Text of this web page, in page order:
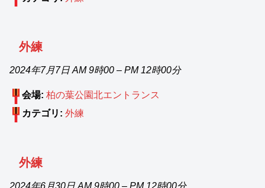
外練
2024年7月7日 AM 9時00 – PM 12時00分
会場: 柏の葉公園北エントランス
カテゴリ: 外練
外練
2024年6月30日 AM 9時00 – PM 12時00分